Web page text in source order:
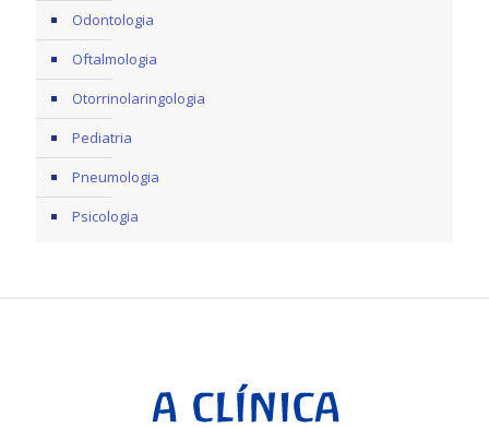
Odontologia
Oftalmologia
Otorrinolaringologia
Pediatria
Pneumologia
Psicologia